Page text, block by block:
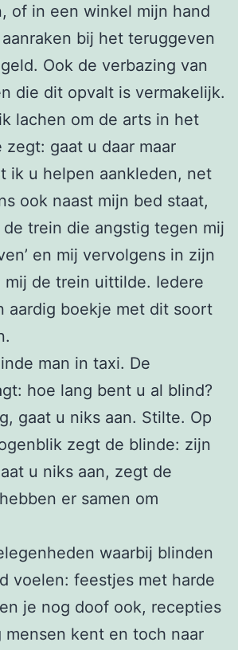
of in een winkel mijn hand
bij het teruggeven
Ook de verbazing van
die dit opvalt is vermakelijk.
lachen om de arts in het
zegt: gaat u daar maar
ik u helpen aankleden, net
ook naast mijn bed staat,
de trein die angstig tegen mij
en mij vervolgens in zijn
mij de trein uittilde. Iedere
aardig boekje met dit soort
man in taxi. De
hoe lang bent u al blind?
gaat u niks aan. Stilte. Op
zegt de blinde: zijn
u niks aan, zegt de
er samen om
waarbij blinden
voelen: feestjes met harde
je nog doof ook, recepties
mensen kent en toch naar